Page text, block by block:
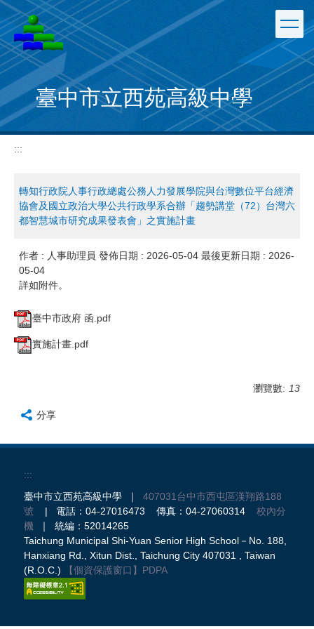
跳
到
主
要
內
容
區
臺中市立西苑高級中學
:::
轉知行政院人事行政總處公務人力發展學院與台灣數位平台經濟
協會及國立政治大學公共行政學系合辦「趨勢講堂（72）台灣六
都智慧城市研究成果發表會」之實施計畫
作者 : 人事助理員 發佈日期 : 2026-05-04 最後更新日期 : 2026-
05-04
詳如附件。
臺中市政府 函.pdf
實施計畫.pdf
瀏覽數: 13
分享
:::
臺中市立西苑高級中學 ｜ 407031台中市西屯區漢翔路188
號 | 電話：04-27016473 傳真：04-27060314 校內分
機 ｜ 統編：52014265
Taichung Municipal Shi-Yuan Senior High School－No. 188,
Hanxiang Rd., Xitun Dist., Taichung City 407031 , Taiwan
(R.O.C.)
【個資保護窗口】 PDPA